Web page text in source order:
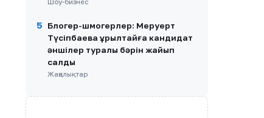
Шоу-бизнес
5
Блогер-шмогерлер: Меруерт
Түсіпбаева Құрылтайға кандидат
әншілер туралы бәрін жайып
салды
Жаңалықтар